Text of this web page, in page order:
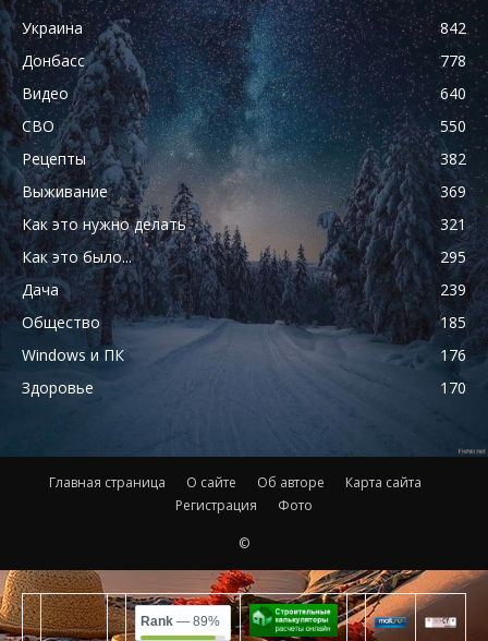
Украина
842
Донбасс
778
Видео
640
СВО
550
Рецепты
382
Выживание
369
Как это нужно делать
321
Как это было...
295
Дача
239
Общество
185
Windows и ПК
176
Здоровье
170
Главная страница О сайте Об авторе
Карта сайта
Регистрация
Фото
©
Rank — 89%